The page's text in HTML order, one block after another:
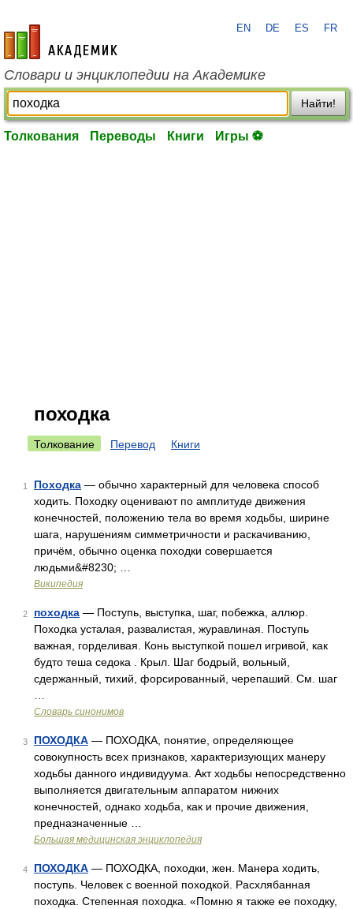
academic.ru
EN DE ES FR
Словари и энциклопедии на Академике
Найти!
Толкования Переводы Книги Игры ⚽
походка
Толкование Перевод Книги
1 Походка — обычно характерный для человека способ
ходить. Походку оценивают по амплитуде движения
конечностей, положению тела во время ходьбы, ширине
шага, нарушениям симметричности и раскачиванию,
причём, обычно оценка походки совершается
людьми&#8230; …
Википедия
2 походка — Поступь, выступка, шаг, побежка, аллюр.
Походка усталая, развалистая, журавлиная. Поступь
важная, горделивая. Конь выступкой пошел игривой, как
будто теша седока . Крыл. Шаг бодрый, вольный,
сдержанный, тихий, форсированный, черепаший. См. шаг
Словарь синонимов
3 ПОХОДКА — ПОХОДКА, понятие, определяющее
совокупность всех признаков, характеризующих манеру
ходьбы данного индивидуума. Акт ходьбы непосредственно
выполняется двигательным аппаратом нижних
конечностей, однако ходьба, как и прочие движения,
предназначенные …
Большая медицинская энциклопедия
4 ПОХОДКА — ПОХОДКА, походки, жен. Манера ходить,
поступь. Человек с военной походкой. Расхлябанная
походка. Степенная походка. «Помню я также ее походку,